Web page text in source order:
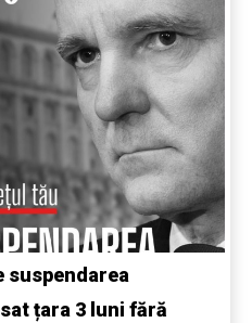
suspendarea
țara 3 luni fără